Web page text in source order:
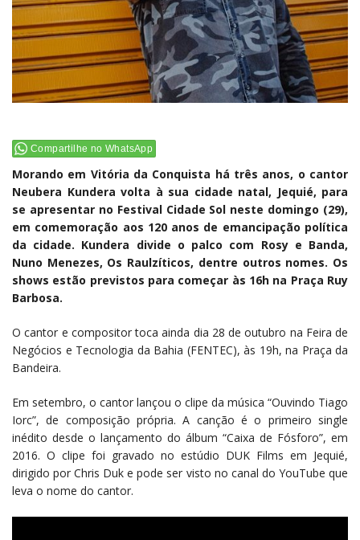
Compartilhe no WhatsApp
Morando em Vitória da Conquista há três anos, o cantor
Neubera Kundera volta à sua cidade natal, Jequié, para
se apresentar no Festival Cidade Sol neste domingo (29),
em comemoração aos 120 anos de emancipação política
da cidade. Kundera divide o palco com Rosy e Banda,
Nuno Menezes, Os Raulzíticos, dentre outros nomes. Os
shows estão previstos para começar às 16h na Praça Ruy
Barbosa.
O cantor e compositor toca ainda dia 28 de outubro na Feira de
Negócios e Tecnologia da Bahia (FENTEC), às 19h, na Praça da
Bandeira.
Em setembro, o cantor lançou o clipe da música “Ouvindo Tiago
Iorc”, de composição própria. A canção é o primeiro single
inédito desde o lançamento do álbum “Caixa de Fósforo”, em
2016. O clipe foi gravado no estúdio DUK Films em Jequié,
dirigido por Chris Duk e pode ser visto no canal do YouTube que
leva o nome do cantor.